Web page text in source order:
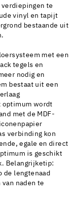
te
vinyl en tapijt
bestaande uit
met een
tegels en
nodig en
bestaat uit een
optimum wordt
met de MDF-
verbinding kon
egale en direct
is geschikt
Belangrijketip:
de lengtenaad
naden te